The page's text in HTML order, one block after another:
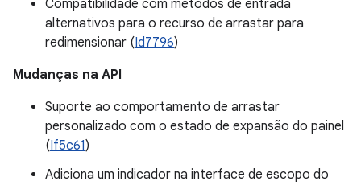
Compatibilidade com métodos de entrada
alternativos para o recurso de arrastar para
redimensionar (Id7796)
Mudanças na API
Suporte ao comportamento de arrastar
personalizado com o estado de expansão do painel
(If5c61)
Adiciona um indicador na interface de escopo do